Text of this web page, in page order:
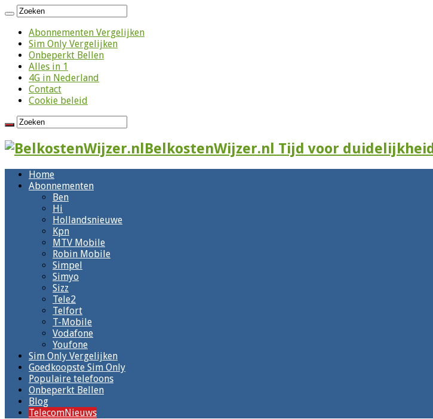
Abonnementen Vergelijken
Sim Only Vergelijken
Onbeperkt Bellen
Alles in 1
4G in Nederland
Contact
Cookie beleid
BelkostenWijzer.nl Tijd voor duidelijkheid
Home
Abonnementen
Ben
Hi
Hollandsnieuwe
Kpn
MTV Mobile
Robin Mobile
Simpel
Simyo
Sizz
Tele2
Telfort
T-Mobile
Vodafone
Youfone
Sim Only Vergelijken
Goedkoopste Sim Only
Populaire telefoons
Onbeperkt Bellen
Blog
TelecomNieuws